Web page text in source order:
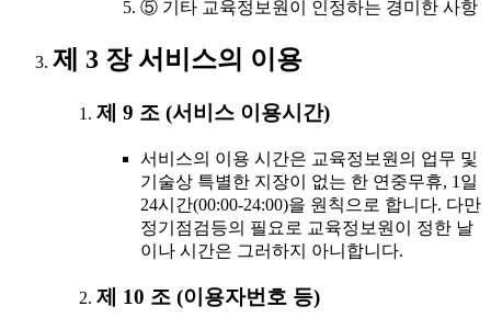
⑤ 기타 교육정보원이 인정하는 경미한 사항
제 3 장 서비스의 이용
제 9 조 (서비스 이용시간)
서비스의 이용 시간은 교육정보원의 업무 및
기술상 특별한 지장이 없는 한 연중무휴, 1일
24시간(00:00-24:00)을 원칙으로 합니다. 다만
정기점검등의 필요로 교육정보원이 정한 날
이나 시간은 그러하지 아니합니다.
제 10 조 (이용자번호 등)